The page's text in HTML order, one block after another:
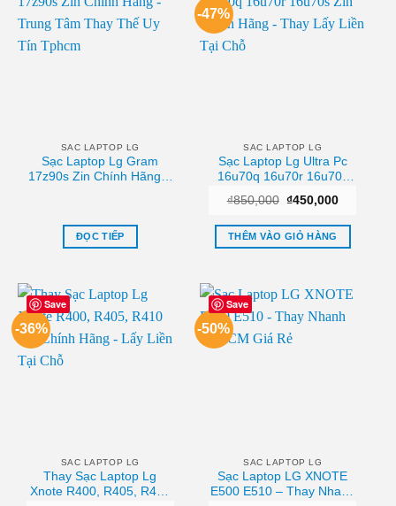
SAC LAPTOP LG
Sạc Laptop Lg Gram
17z90s Zin Chính Hãng –
ĐỌC TIẾP
-47%
SAC LAPTOP LG
Sạc Laptop Lg Ultra Pc
16u70q 16u70r 16u70s
Lấy Liền Tại Chỗ
₫850,000 Giá
là:
₫850,000.
₫450,000Giá
tại
₫450,000.
THÊM VÀO GIỎ HÀNG
Save
-36%
SAC LAPTOP LG
Thay Sạc Laptop Lg
Xnote R400, R405, R410
Save
-50%
SAC LAPTOP LG
Sạc Laptop LG XNOTE
E500 E510 – Thay Nhanh